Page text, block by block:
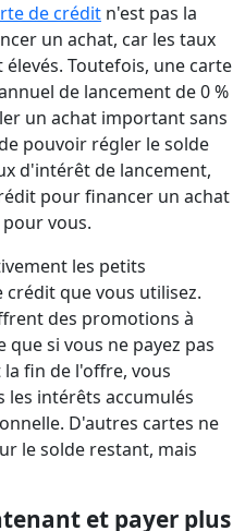
de crédit n'est pas la
un achat, car les taux
Toutefois, une carte
de lancement de 0 %
un achat important sans
pouvoir régler le solde
d'intérêt de lancement,
pour financer un achat
vous.
les petits
que vous utilisez.
des promotions à
si vous ne payez pas
fin de l'offre, vous
les intérêts accumulés
D'autres cartes ne
le solde restant, mais
et payer plus